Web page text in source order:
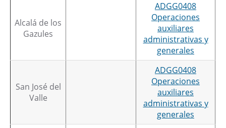
Alcalá de los
Gazules
ADGG0408
Operaciones
auxiliares
administrativas y
generales
San José del
Valle
ADGG0408
Operaciones
auxiliares
administrativas y
generales